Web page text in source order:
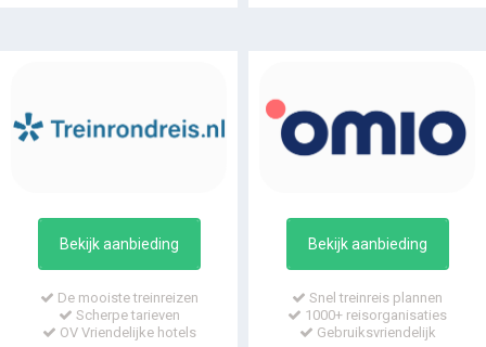
Bekijk aanbieding
De mooiste treinreizen
Scherpe tarieven
OV Vriendelijke hotels
Bekijk aanbieding
Snel treinreis plannen
1000+ reisorganisaties
Gebruiksvriendelijk